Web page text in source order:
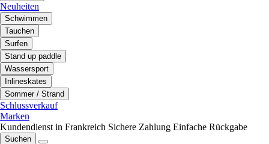
Neuheiten
Schwimmen
Tauchen
Surfen
Stand up paddle
Wassersport
Inlineskates
Sommer / Strand
Schlussverkauf
Marken
Kundendienst in Frankreich Sichere Zahlung Einfache Rückgabe
Suchen